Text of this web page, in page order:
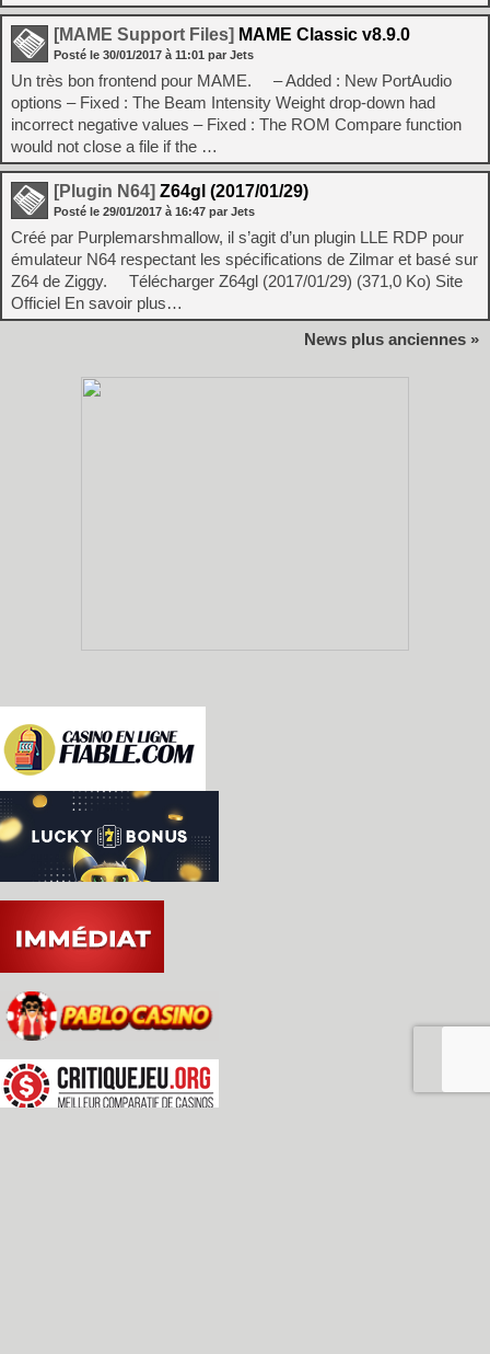
[MAME Support Files] MAME Classic v8.9.0
Posté le 30/01/2017 à 11:01 par Jets
Un très bon frontend pour MAME. – Added : New PortAudio
options – Fixed : The Beam Intensity Weight drop-down had
incorrect negative values – Fixed : The ROM Compare function
would not close a file if the …
[Plugin N64] Z64gl (2017/01/29)
Posté le 29/01/2017 à 16:47 par Jets
Créé par Purplemarshmallow, il s’agit d’un plugin LLE RDP pour
émulateur N64 respectant les spécifications de Zilmar et basé sur
Z64 de Ziggy. Télécharger Z64gl (2017/01/29) (371,0 Ko) Site
Officiel En savoir plus…
News plus anciennes »